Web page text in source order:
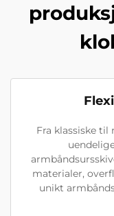
Fra klassiske
materialer,
unikt